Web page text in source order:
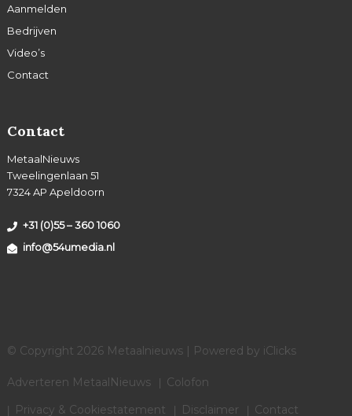
Aanmelden
Bedrijven
Video’s
Contact
Contact
MetaalNieuws
Tweelingenlaan 51
7324 AP Apeldoorn
+31 (0)55 – 360 1060
info@54umedia.nl
© Copyright 2026 Metaalnieuws | Powered by iClicks
Adverteren MetaalNieuws
Colofon
Privacy & Cookiestatement
Disclaimer Contact